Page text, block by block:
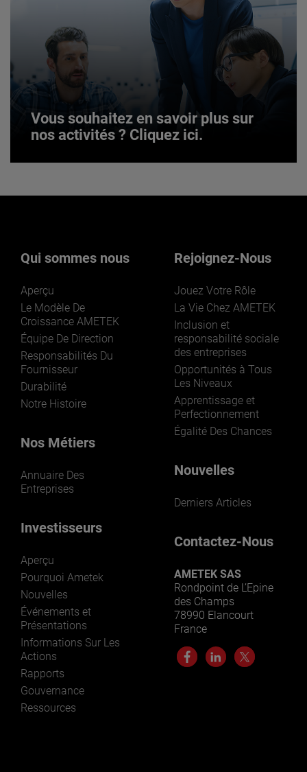
JOIN US
Vous souhaitez en savoir plus sur
nos activités ? Cliquez ici.
Vous souhaitez en savoir plus sur
LEARN MORE
Qui sommes nous
Aperçu
Le Modèle De
Croissance AMETEK
Équipe De Direction
Responsabilités Du
Fournisseur
Durabilité
Notre Histoire
Nos Métiers
Annuaire Des
Entreprises
Investisseurs
Aperçu
Pourquoi Ametek
Nouvelles
Événements et
Présentations
Informations Sur Les
Actions
Rapports
Gouvernance
Ressources
Rejoignez-Nous
Jouez Votre Rôle
La Vie Chez AMETEK
Inclusion et
responsabilité sociale
des entreprises
Opportunités à Tous
Les Niveaux
Apprentissage et
Perfectionnement
Égalité Des Chances
Nouvelles
Derniers Articles
Contactez-Nous
AMETEK SAS
Rondpoint de L’Epine
des Champs
78990 Elancourt
France